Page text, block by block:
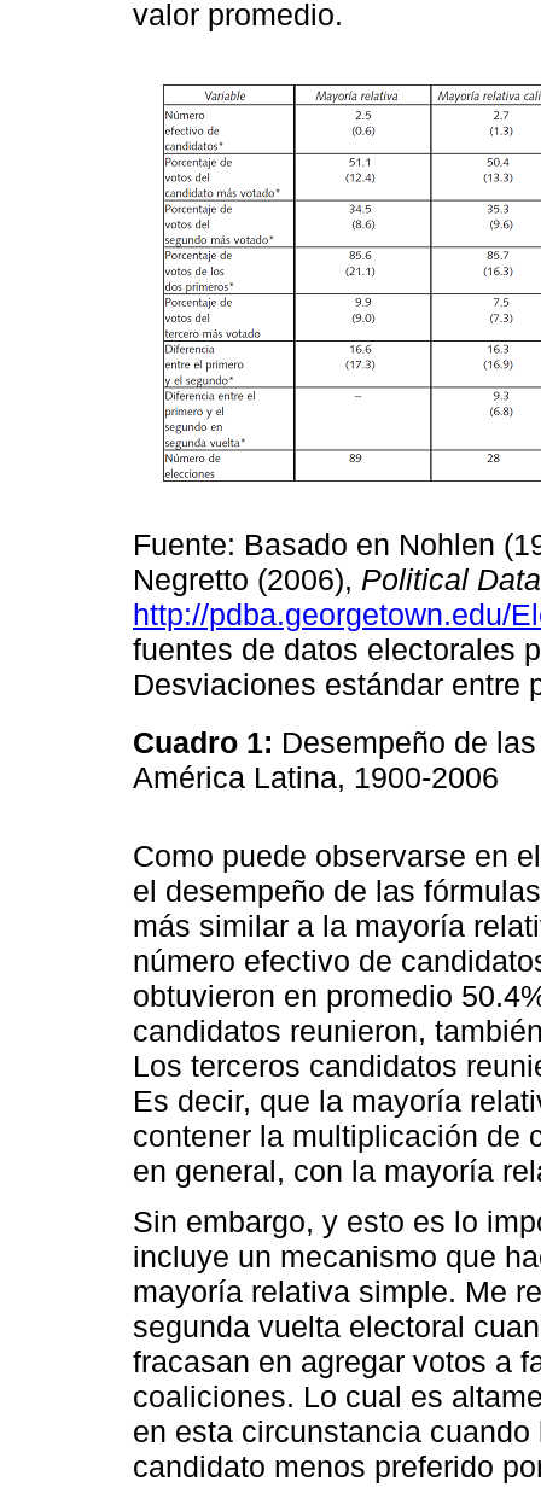
valor promedio.
Fuente: Basado en Nohlen
Negretto (2006), Political
http://pdba.georgetown.edu/
fuentes de datos electorales
Desviaciones estándar entre
Cuadro 1: Desempeño de
América Latina, 1900-2006
Como puede observarse en
el desempeño de las
más similar a la mayoría
número efectivo de
obtuvieron en promedio
candidatos reunieron,
Los terceros candidatos
Es decir, que la mayoría
contener la multiplicación de
en general, con la mayoría
Sin embargo, y esto es lo
incluye un mecanismo que
mayoría relativa simple. Me
segunda vuelta electoral
fracasan en agregar votos a
coaliciones. Lo cual es
en esta circunstancia
candidato menos preferido